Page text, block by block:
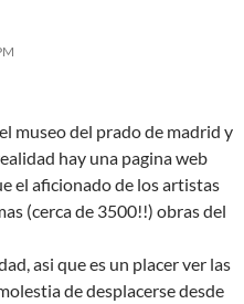
museo del prado de madrid y
hay una pagina web
el aficionado de los artistas
(cerca de 3500!!) obras del
asi que es un placer ver las
de desplacerse desde